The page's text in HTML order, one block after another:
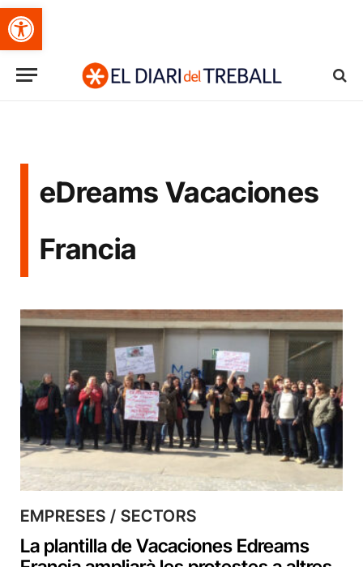
Obre la barra d'eines
eDreams Vacaciones
Francia
EMPRESES / SECTORS
La plantilla de Vacaciones Edreams